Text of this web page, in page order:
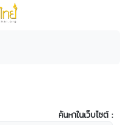
ค้นหาในเว็บไซต์ :